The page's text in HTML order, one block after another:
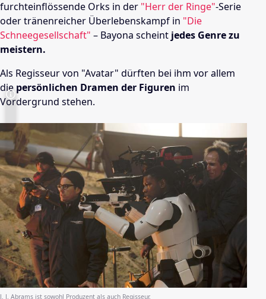
furchteinflössende Orks in der "Herr der Ringe"-Serie
oder tränenreicher Überlebenskampf in "Die
Schneegesellschaft" – Bayona scheint jedes Genre zu
meistern.
Als Regisseur von "Avatar" dürften bei ihm vor allem
die persönlichen Dramen der Figuren im
Vordergrund stehen.
J. J. Abrams ist sowohl Produzent als auch Regisseur.